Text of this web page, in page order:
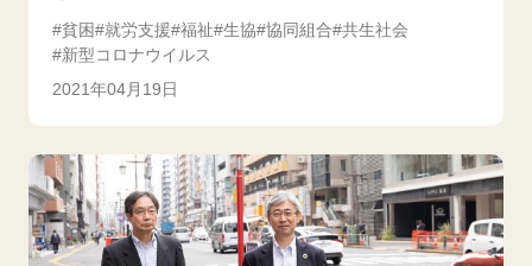
貧困 就労支援 福祉 生協 協同組合 共生社会
新型コロナウイルス
2021年04月19日